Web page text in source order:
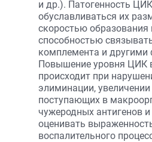
и др.). Патогенность
обуславливаться их
скоростью образования
способностью
комплемента и другими
Повышение уровня ЦИК
происходит при
элиминации,
поступающих в
чужеродных антигенов
оценивать
воспалительного